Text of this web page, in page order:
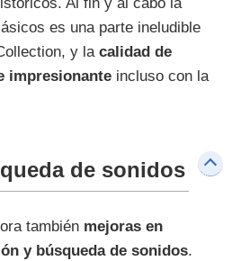
Al fin y al cabo la
es una parte ineludible
y la calidad de
impresionante incluso con la
de sonidos
también mejoras en
y búsqueda de sonidos.